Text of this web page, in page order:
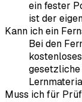
ein fester
ist der
Kann ich ein
Bei den
Muss ich für